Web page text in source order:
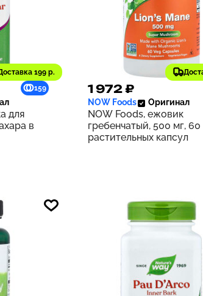
199 р.
159
для
в
1 972 ₽
NOW Foods Оригинал
NOW Foods, ежовик
гребенчатый, 500 мг, 60
растительных капсул